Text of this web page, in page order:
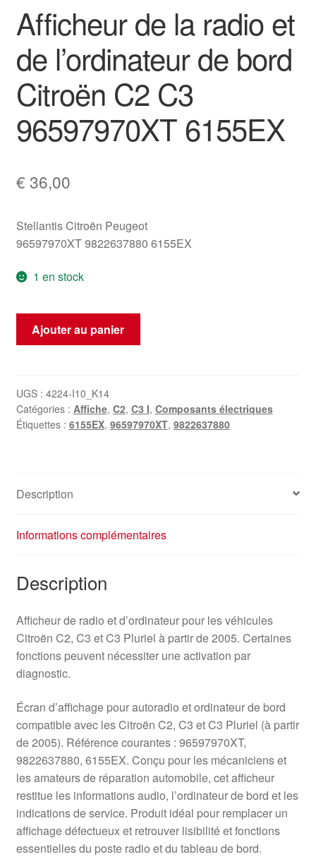
Afficheur de la radio et
de l’ordinateur de bord
Citroën C2 C3
96597970XT 6155EX
€ 36,00
Stellantis Citroën Peugeot
96597970XT 9822637880 6155EX
1 en stock
quantité
la
radio
et
bord
C2
6155EX
Ajouter au panier
UGS : 4224-I10_K14
Catégories : Affiche, C2, C3 I, Composants électriques
Étiquettes : 6155EX, 96597970XT, 9822637880
Description
Informations complémentaires
Description
Afficheur de radio et d’ordinateur pour les véhicules
Citroën C2, C3 et C3 Pluriel à partir de 2005. Certaines
fonctions peuvent nécessiter une activation par
diagnostic.
Écran d’affichage pour autoradio et ordinateur de bord
compatible avec les Citroën C2, C3 et C3 Pluriel (à partir
de 2005). Référence courantes : 96597970XT,
9822637880, 6155EX. Conçu pour les mécaniciens et
les amateurs de réparation automobile, cet afficheur
restitue les informations audio, l’ordinateur de bord et les
indications de service. Produit idéal pour remplacer un
affichage défectueux et retrouver lisibilité et fonctions
essentielles du poste radio et du tableau de bord.